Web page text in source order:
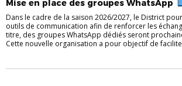
Mise en place des groupes WhatsApp
Dans le cadre de la saison 2026/2027, le District
outils de communication afin de renforcer les
titre, des groupes WhatsApp dédiés seront
Cette nouvelle organisation a pour objectif de